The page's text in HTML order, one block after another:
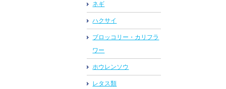
ネギ
ハクサイ
ブロッコリー・カリフラ
ワー
ホウレンソウ
レタス類